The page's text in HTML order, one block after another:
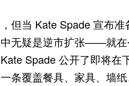
但当 Kate Spade 宣布
无疑是逆市扩张——就
Spade 公开了即将在
条覆盖餐具、家具、墙